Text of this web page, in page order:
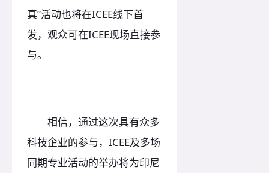
真”活动也将在ICEE线下首
发，观众可在ICEE现场直接参
与。
相信，通过这次具有众多
科技企业的参与，ICEE及多场
同期专业活动的举办将为印尼